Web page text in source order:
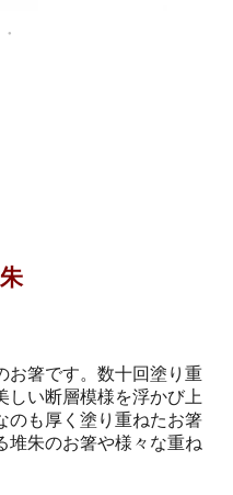
お箸です。数十回塗り重
しい断層模様を浮かび上
のも厚く塗り重ねたお箸
堆朱のお箸や様々な重ね